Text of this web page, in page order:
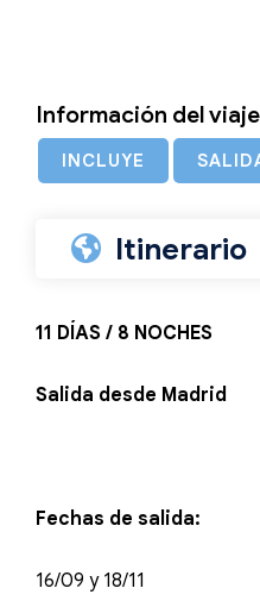
Información del
INCLUYE
Itinerario
11 DÍAS / 8 NOCHES
Salida desde Madrid
Fechas de salida:
16/09 y 18/11